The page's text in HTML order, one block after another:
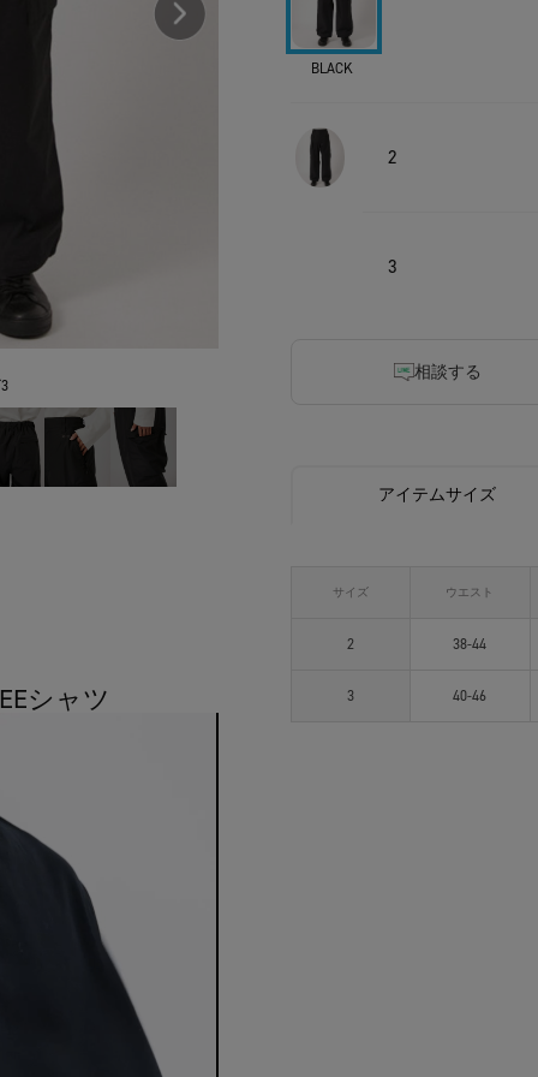
シャツ
BLACK
2
3
相談する
アイテムサイズ
サイズ ウエスト
2 38-44
3 40-46